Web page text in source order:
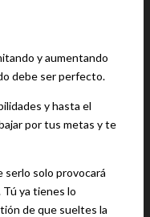
y aumentando
debe ser perfecto.
y hasta el
por tus metas y te
solo provocará
Tú ya tienes lo
de que sueltes la